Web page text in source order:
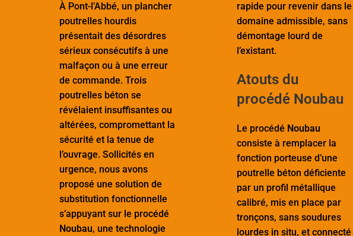
À Pont-l’Abbé, un plancher
poutrelles hourdis
présentait des désordres
sérieux consécutifs à une
malfaçon ou à une erreur
de commande. Trois
poutrelles béton se
révélaient insuffisantes ou
altérées, compromettant la
sécurité et la tenue de
l’ouvrage. Sollicités en
urgence, nous avons
proposé une solution de
substitution fonctionnelle
s’appuyant sur le procédé
Noubau, une technologie
rapide pour revenir dans le
domaine admissible, sans
démontage lourd de
l’existant.
Atouts du
procédé Noubau
Le procédé Noubau
consiste à remplacer la
fonction porteuse d’une
poutrelle béton déficiente
par un profil métallique
calibré, mis en place par
tronçons, sans soudures
lourdes in situ, et connecté